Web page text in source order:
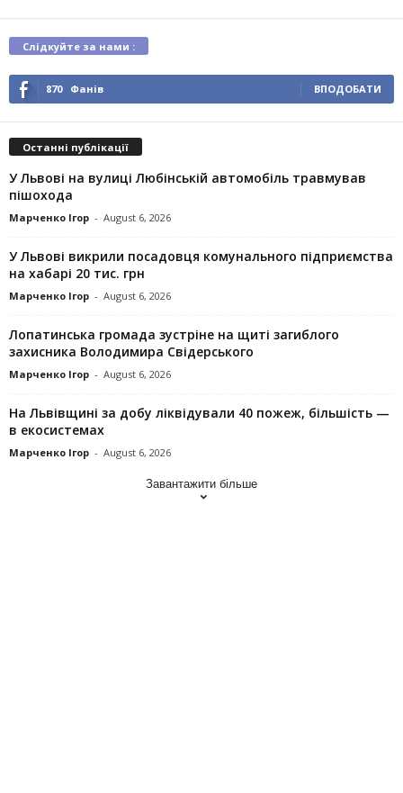
Слідкуйте за нами :
870 Фанів ВПОДОБАТИ
Останні публікації
У Львові на вулиці Любінській автомобіль травмував
пішохода
Марченко Ігор - August 6, 2026
У Львові викрили посадовця комунального підприємства
на хабарі 20 тис. грн
Марченко Ігор - August 6, 2026
Лопатинська громада зустріне на щиті загиблого
захисника Володимира Свідерського
Марченко Ігор - August 6, 2026
На Львівщині за добу ліквідували 40 пожеж, більшість —
в екосистемах
Марченко Ігор - August 6, 2026
Завантажити більше